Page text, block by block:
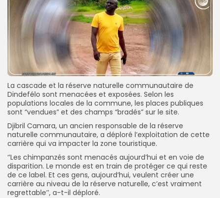
La cascade et la réserve naturelle communautaire de
Dindefélo sont menacées et exposées. Selon les
populations locales de la commune, les places publiques
sont “vendues” et des champs “bradés” sur le site.
Djibril Camara, un ancien responsable de la réserve
naturelle communautaire, a déploré l’exploitation de cette
carrière qui va impacter la zone touristique.
‘’Les chimpanzés sont menacés aujourd’hui et en voie de
disparition. Le monde est en train de protéger ce qui reste
de ce label. Et ces gens, aujourd’hui, veulent créer une
carrière au niveau de la réserve naturelle, c’est vraiment
regrettable’’, a-t-il déploré.